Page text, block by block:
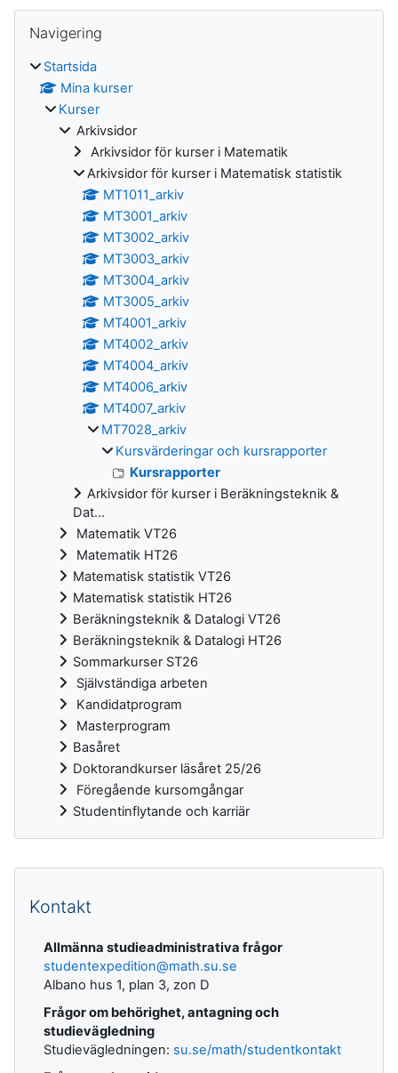
Block
Navigering
Startsida
Mina kurser
Kurser
Arkivsidor
Arkivsidor för kurser i Matematik
Arkivsidor för kurser i Matematisk statistik
MT1011_arkiv
MT3001_arkiv
MT3002_arkiv
MT3003_arkiv
MT3004_arkiv
MT3005_arkiv
MT4001_arkiv
MT4002_arkiv
MT4004_arkiv
MT4006_arkiv
MT4007_arkiv
MT7028_arkiv
Kursvärderingar och kursrapporter
Kursrapporter
Arkivsidor för kurser i Beräkningsteknik &
Dat...
Matematik VT26
Matematik HT26
Matematisk statistik VT26
Matematisk statistik HT26
Beräkningsteknik & Datalogi VT26
Beräkningsteknik & Datalogi HT26
Sommarkurser ST26
Självständiga arbeten
Kandidatprogram
Masterprogram
Basåret
Doktorandkurser läsåret 25/26
Föregående kursomgångar
Studentinflytande och karriär
Kompletterande block
Kontakt
Allmänna studieadministrativa frågor
studentexpedition@math.su.se
Albano hus 1, plan 3, zon D
Frågor om behörighet, antagning och
studievägledning
Studievägledningen: su.se/math/studentkontakt